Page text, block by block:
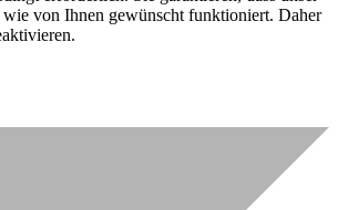
wie von Ihnen gewünscht funktioniert. Daher